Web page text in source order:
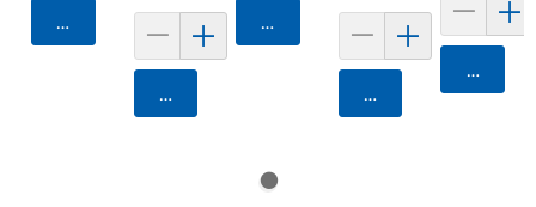
Agregar
Agregar
Agregar
Agregar